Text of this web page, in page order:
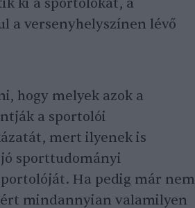
a versenyhelyszínen lévő
hogy melyek azok a
a sportolói
mert ilyenek is
sporttudományi
Ha pedig már nem
mindannyian valamilyen